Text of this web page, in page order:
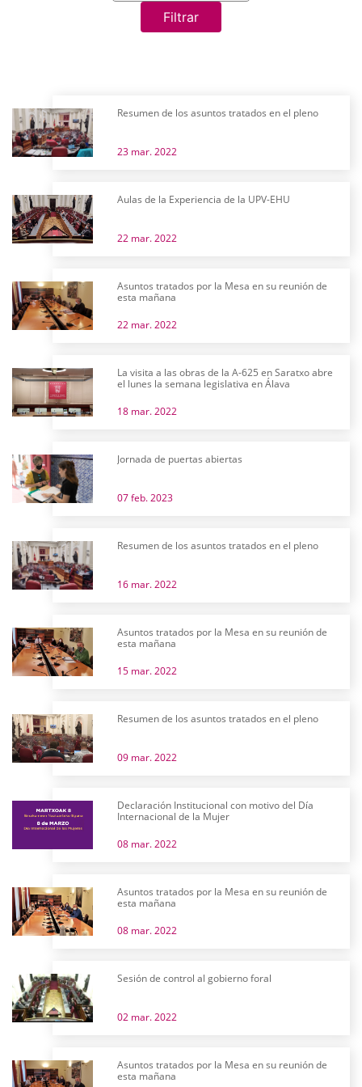
Filtrar
Resumen de los asuntos tratados en el pleno
23 mar. 2022
Aulas de la Experiencia de la UPV-EHU
22 mar. 2022
Asuntos tratados por la Mesa en su reunión de
esta mañana
22 mar. 2022
La visita a las obras de la A-625 en Saratxo abre
el lunes la semana legislativa en Álava
18 mar. 2022
Jornada de puertas abiertas
07 feb. 2023
Resumen de los asuntos tratados en el pleno
16 mar. 2022
Asuntos tratados por la Mesa en su reunión de
esta mañana
15 mar. 2022
Resumen de los asuntos tratados en el pleno
09 mar. 2022
Declaración Institucional con motivo del Día
Internacional de la Mujer
08 mar. 2022
Asuntos tratados por la Mesa en su reunión de
esta mañana
08 mar. 2022
Sesión de control al gobierno foral
02 mar. 2022
Asuntos tratados por la Mesa en su reunión de
esta mañana